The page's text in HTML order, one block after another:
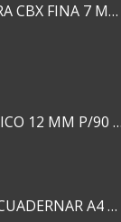
SILICONA BARRA CBX FINA 7 MM 28 CM
ESPIRAL PLASTICO 12 MM P/90 HJS X50X1500
TAPA PARA ENCUADERNAR A4 TRANSP x50x500